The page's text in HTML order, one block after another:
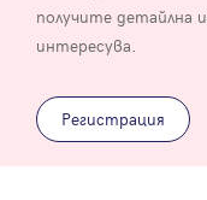
получите детайлна
интересува.
Регистрация